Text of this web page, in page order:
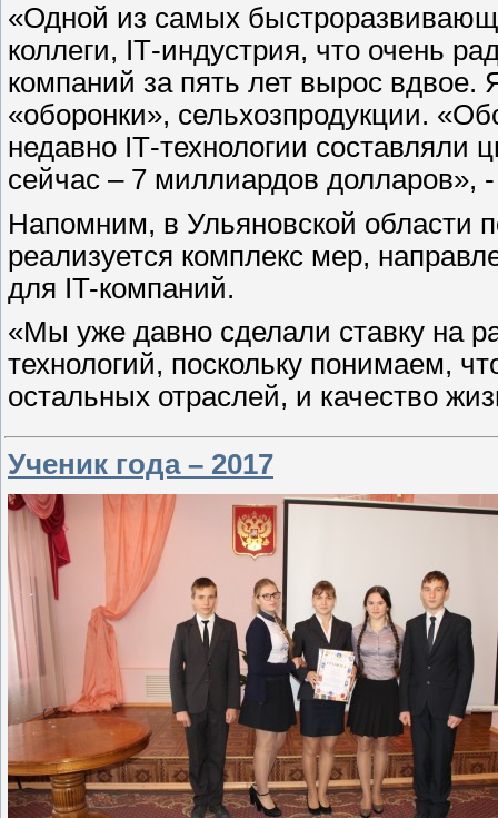
«Одной из самых
коллеги, IT‑индустрия, что очень
компаний за пять лет вырос
«оборонки», сельхозпродукции.
недавно IT‑технологии
сейчас – 7 миллиардов долларов»,
Напомним, в Ульяновской области
реализуется комплекс мер,
для IT-компаний.
«Мы уже давно сделали ставку на
технологий, поскольку понимаем,
остальных отраслей, и качество
Ученик года – 2017